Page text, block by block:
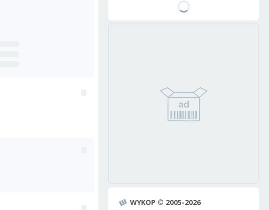
WYKOP © 2005-2026